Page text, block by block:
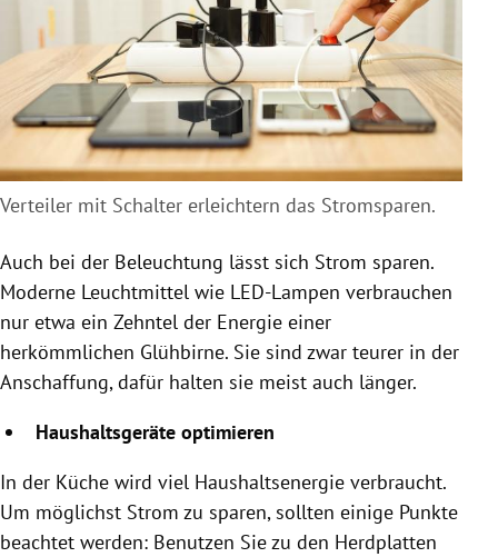
Verteiler mit Schalter erleichtern das Stromsparen.
Auch bei der Beleuchtung lässt sich Strom sparen.
Moderne Leuchtmittel wie LED-Lampen verbrauchen
nur etwa ein Zehntel der Energie einer
herkömmlichen Glühbirne. Sie sind zwar teurer in der
Anschaffung, dafür halten sie meist auch länger.
Haushaltsgeräte optimieren
In der Küche wird viel Haushaltsenergie verbraucht.
Um möglichst Strom zu sparen, sollten einige Punkte
beachtet werden: Benutzen Sie zu den Herdplatten